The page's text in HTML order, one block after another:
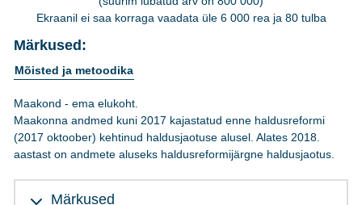
Ekraanil ei saa korraga vaadata üle 6 000 rea ja 80 tulba
Märkused:
Mõisted ja metoodika
Maakond - ema elukoht.
Maakonna andmed kuni 2017 kajastatud enne haldusreformi
(2017 oktoober) kehtinud haldusjaotuse alusel. Alates 2018.
aastast on andmete aluseks haldusreformijärgne haldusjaotus.
Märkused